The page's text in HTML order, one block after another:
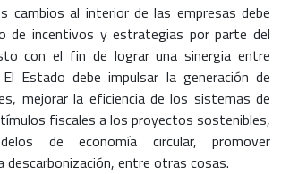
cambios al interior de las empresas debe
de incentivos y estrategias por parte del
con el fin de lograr una sinergia entre
Estado debe impulsar la generación de
mejorar la eficiencia de los sistemas de
fiscales a los proyectos sostenibles,
de economía circular, promover
descarbonización, entre otras cosas.